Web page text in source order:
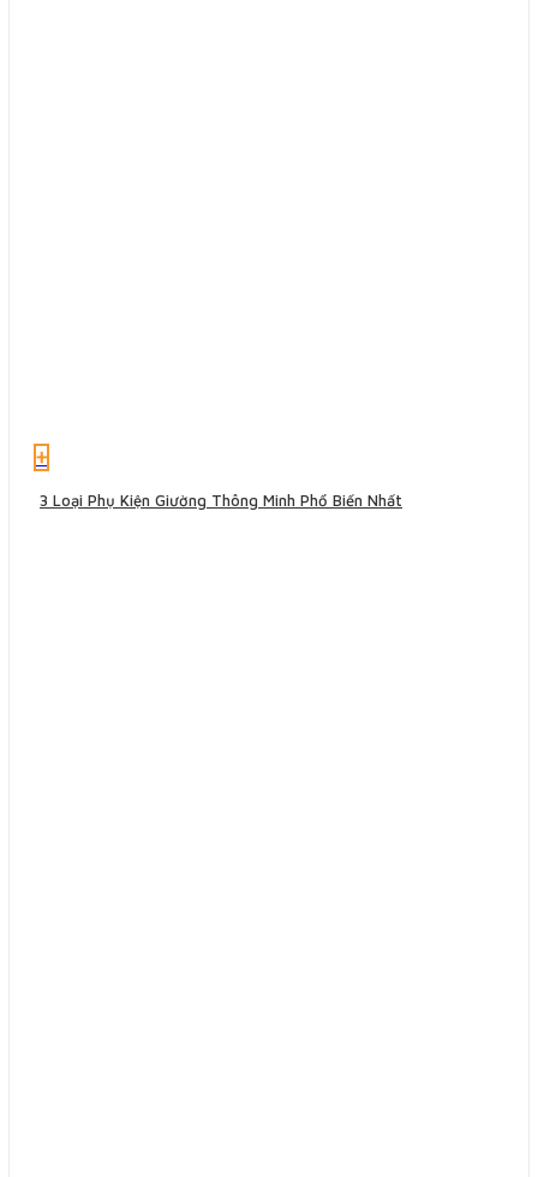
+
3 Loại Phụ Kiện Giường Thông Minh Phổ Biến Nhất